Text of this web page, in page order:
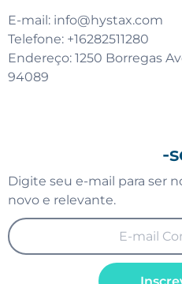
E-mail: info@hystax.com
Telefone: +16282511280
Endereço: 1250 Borregas
94089
-
Digite seu e-mail para ser
novo e relevante.